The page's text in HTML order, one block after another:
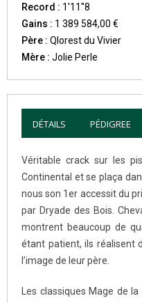
Record : 1'11''8
Gains : 1 389 584,00 €
Père : Qlorest du Vivier
Mère : Jolie Perle
DÉTAILS PÉDIGREE
Véritable crack sur les
Continental et se plaça
nous son 1er accessit du
par Dryade des Bois.
montrent beaucoup de
étant patient, ils réalisent
l’image de leur père.
Les classiques Mage de